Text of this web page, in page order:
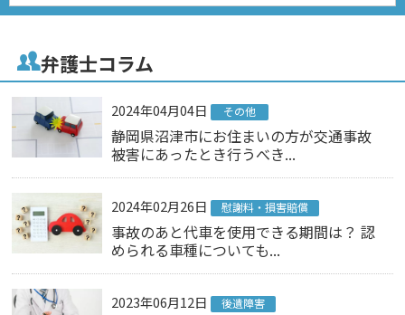
弁護士コラム
2024年04月04日 その他
静岡県沼津市にお住まいの方が交通事故
被害にあったとき行うべき...
2024年02月26日 慰謝料・損害賠償
事故のあと代車を使用できる期間は？ 認
められる車種についても...
2023年06月12日 後遺障害